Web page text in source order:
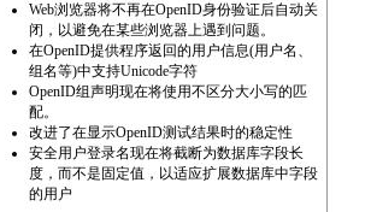
Web浏览器将不再在OpenID身份验证后自动关
闭，以避免在某些浏览器上遇到问题。
在OpenID提供程序返回的用户信息(用户名、
组名等)中支持Unicode字符
OpenID组声明现在将使用不区分大小写的匹
配。
改进了在显示OpenID测试结果时的稳定性
安全用户登录名现在将截断为数据库字段长
度，而不是固定值，以适应扩展数据库中字段
的用户